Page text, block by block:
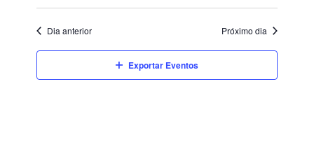
Dia anterior Próximo dia
Exportar Eventos